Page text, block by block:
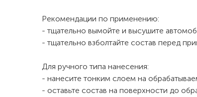
Рекомендации по применению:
- тщательно вымойте и высушите
- тщательно взболтайте состав перед
Для ручного типа нанесения:
- нанесите тонким слоем на
- оставьте состав на поверхности до